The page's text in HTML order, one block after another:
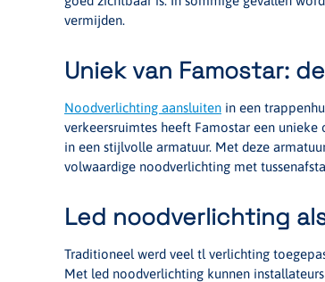
vermijden.
Uniek van Famostar:
Noodverlichting aansluiten in een
verkeersruimtes heeft Famostar een unieke
in een stijlvolle armatuur. Met deze
volwaardige noodverlichting met
Led noodverlichting
Traditioneel werd veel tl verlichting
Met led noodverlichting kunnen